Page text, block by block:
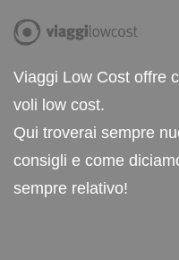
Viaggi Low Cost offre
voli low cost.
Qui troverai sempre
consigli e come
sempre relativo!